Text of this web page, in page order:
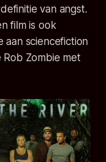
van angst.
film is ook
aan sciencefiction
Zombie met